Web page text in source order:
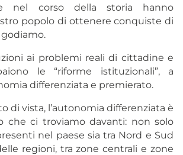
nel corso della storia hanno
popolo di ottenere conquiste di
ai problemi reali di cittadine e
le “riforme istituzionali”, a
differenziata e premierato.
di vista, l’autonomia differenziata è
che ci troviamo davanti: non solo
nel paese sia tra Nord e Sud
regioni, tra zone centrali e zone